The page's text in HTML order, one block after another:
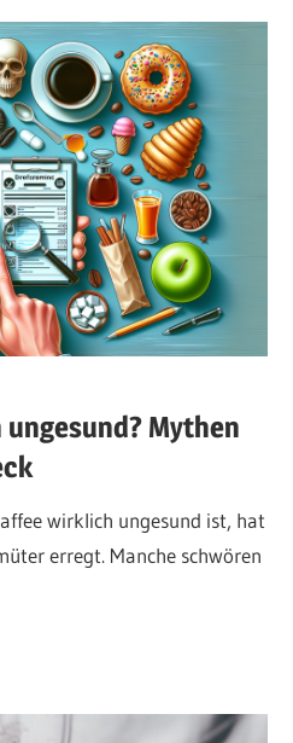
Mythen
wirklich ungesund ist, hat
erregt. Manche schwören